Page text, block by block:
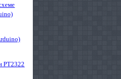
PT2322